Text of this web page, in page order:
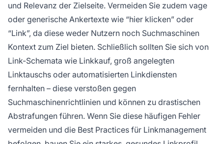
und Relevanz der Zielseite. Vermeiden Sie zudem vage
oder generische Ankertexte wie “hier klicken” oder
“Link”, da diese weder Nutzern noch Suchmaschinen
Kontext zum Ziel bieten. Schließlich sollten Sie sich von
Link-Schemata wie Linkkauf, groß angelegten
Linktauschs oder automatisierten Linkdiensten
fernhalten – diese verstoßen gegen
Suchmaschinenrichtlinien und können zu drastischen
Abstrafungen führen. Wenn Sie diese häufigen Fehler
vermeiden und die Best Practices für Linkmanagement